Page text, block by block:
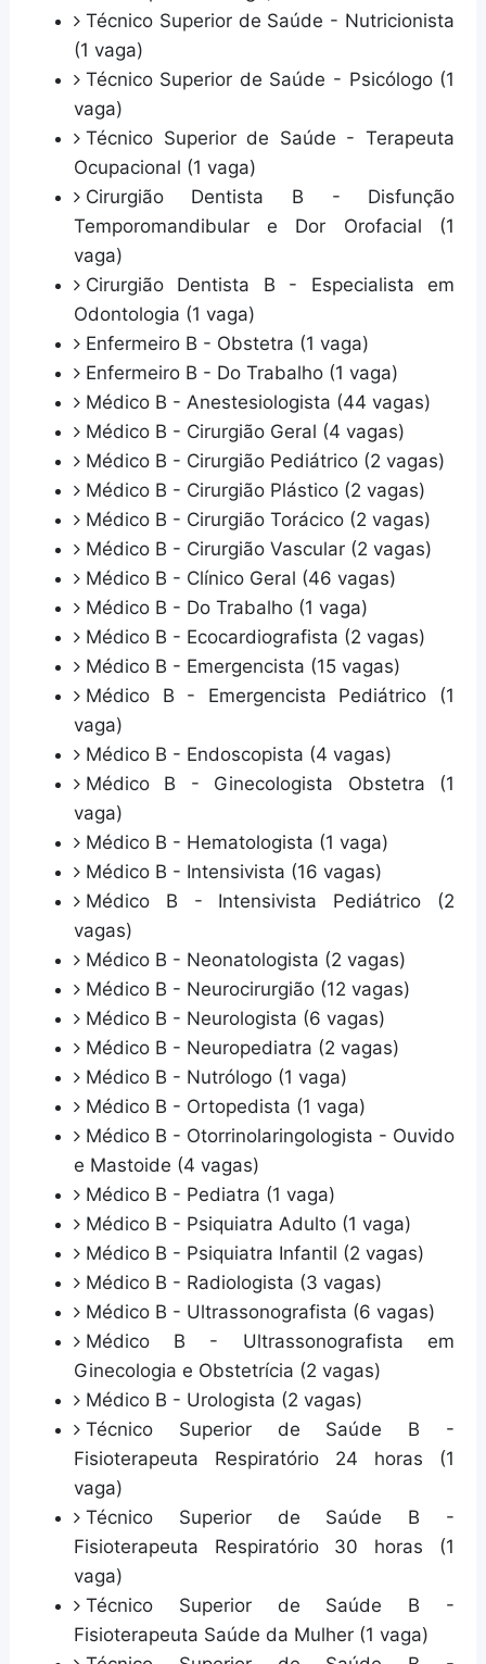
Técnico Superior de Saúde - Nutricionista
(1 vaga)
Técnico Superior de Saúde - Psicólogo (1
vaga)
Técnico Superior de Saúde - Terapeuta
Ocupacional (1 vaga)
Cirurgião Dentista B - Disfunção
Temporomandibular e Dor Orofacial (1
vaga)
Cirurgião Dentista B - Especialista em
Odontologia (1 vaga)
Enfermeiro B - Obstetra (1 vaga)
Enfermeiro B - Do Trabalho (1 vaga)
Médico B - Anestesiologista (44 vagas)
Médico B - Cirurgião Geral (4 vagas)
Médico B - Cirurgião Pediátrico (2 vagas)
Médico B - Cirurgião Plástico (2 vagas)
Médico B - Cirurgião Torácico (2 vagas)
Médico B - Cirurgião Vascular (2 vagas)
Médico B - Clínico Geral (46 vagas)
Médico B - Do Trabalho (1 vaga)
Médico B - Ecocardiografista (2 vagas)
Médico B - Emergencista (15 vagas)
Médico B - Emergencista Pediátrico (1
vaga)
Médico B - Endoscopista (4 vagas)
Médico B - Ginecologista Obstetra (1
vaga)
Médico B - Hematologista (1 vaga)
Médico B - Intensivista (16 vagas)
Médico B - Intensivista Pediátrico (2
vagas)
Médico B - Neonatologista (2 vagas)
Médico B - Neurocirurgião (12 vagas)
Médico B - Neurologista (6 vagas)
Médico B - Neuropediatra (2 vagas)
Médico B - Nutrólogo (1 vaga)
Médico B - Ortopedista (1 vaga)
Médico B - Otorrinolaringologista - Ouvido
e Mastoide (4 vagas)
Médico B - Pediatra (1 vaga)
Médico B - Psiquiatra Adulto (1 vaga)
Médico B - Psiquiatra Infantil (2 vagas)
Médico B - Radiologista (3 vagas)
Médico B - Ultrassonografista (6 vagas)
Médico B - Ultrassonografista em
Ginecologia e Obstetrícia (2 vagas)
Médico B - Urologista (2 vagas)
Técnico Superior de Saúde B -
Fisioterapeuta Respiratório 24 horas (1
vaga)
Técnico Superior de Saúde B -
Fisioterapeuta Respiratório 30 horas (1
vaga)
Técnico Superior de Saúde B -
Fisioterapeuta Saúde da Mulher (1 vaga)